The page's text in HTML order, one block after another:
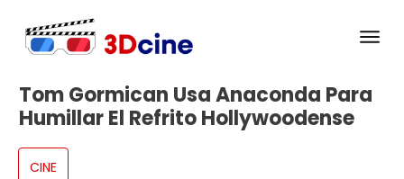
Tom Gormican Usa Anaconda Para
Humillar El Refrito Hollywoodense
CINE